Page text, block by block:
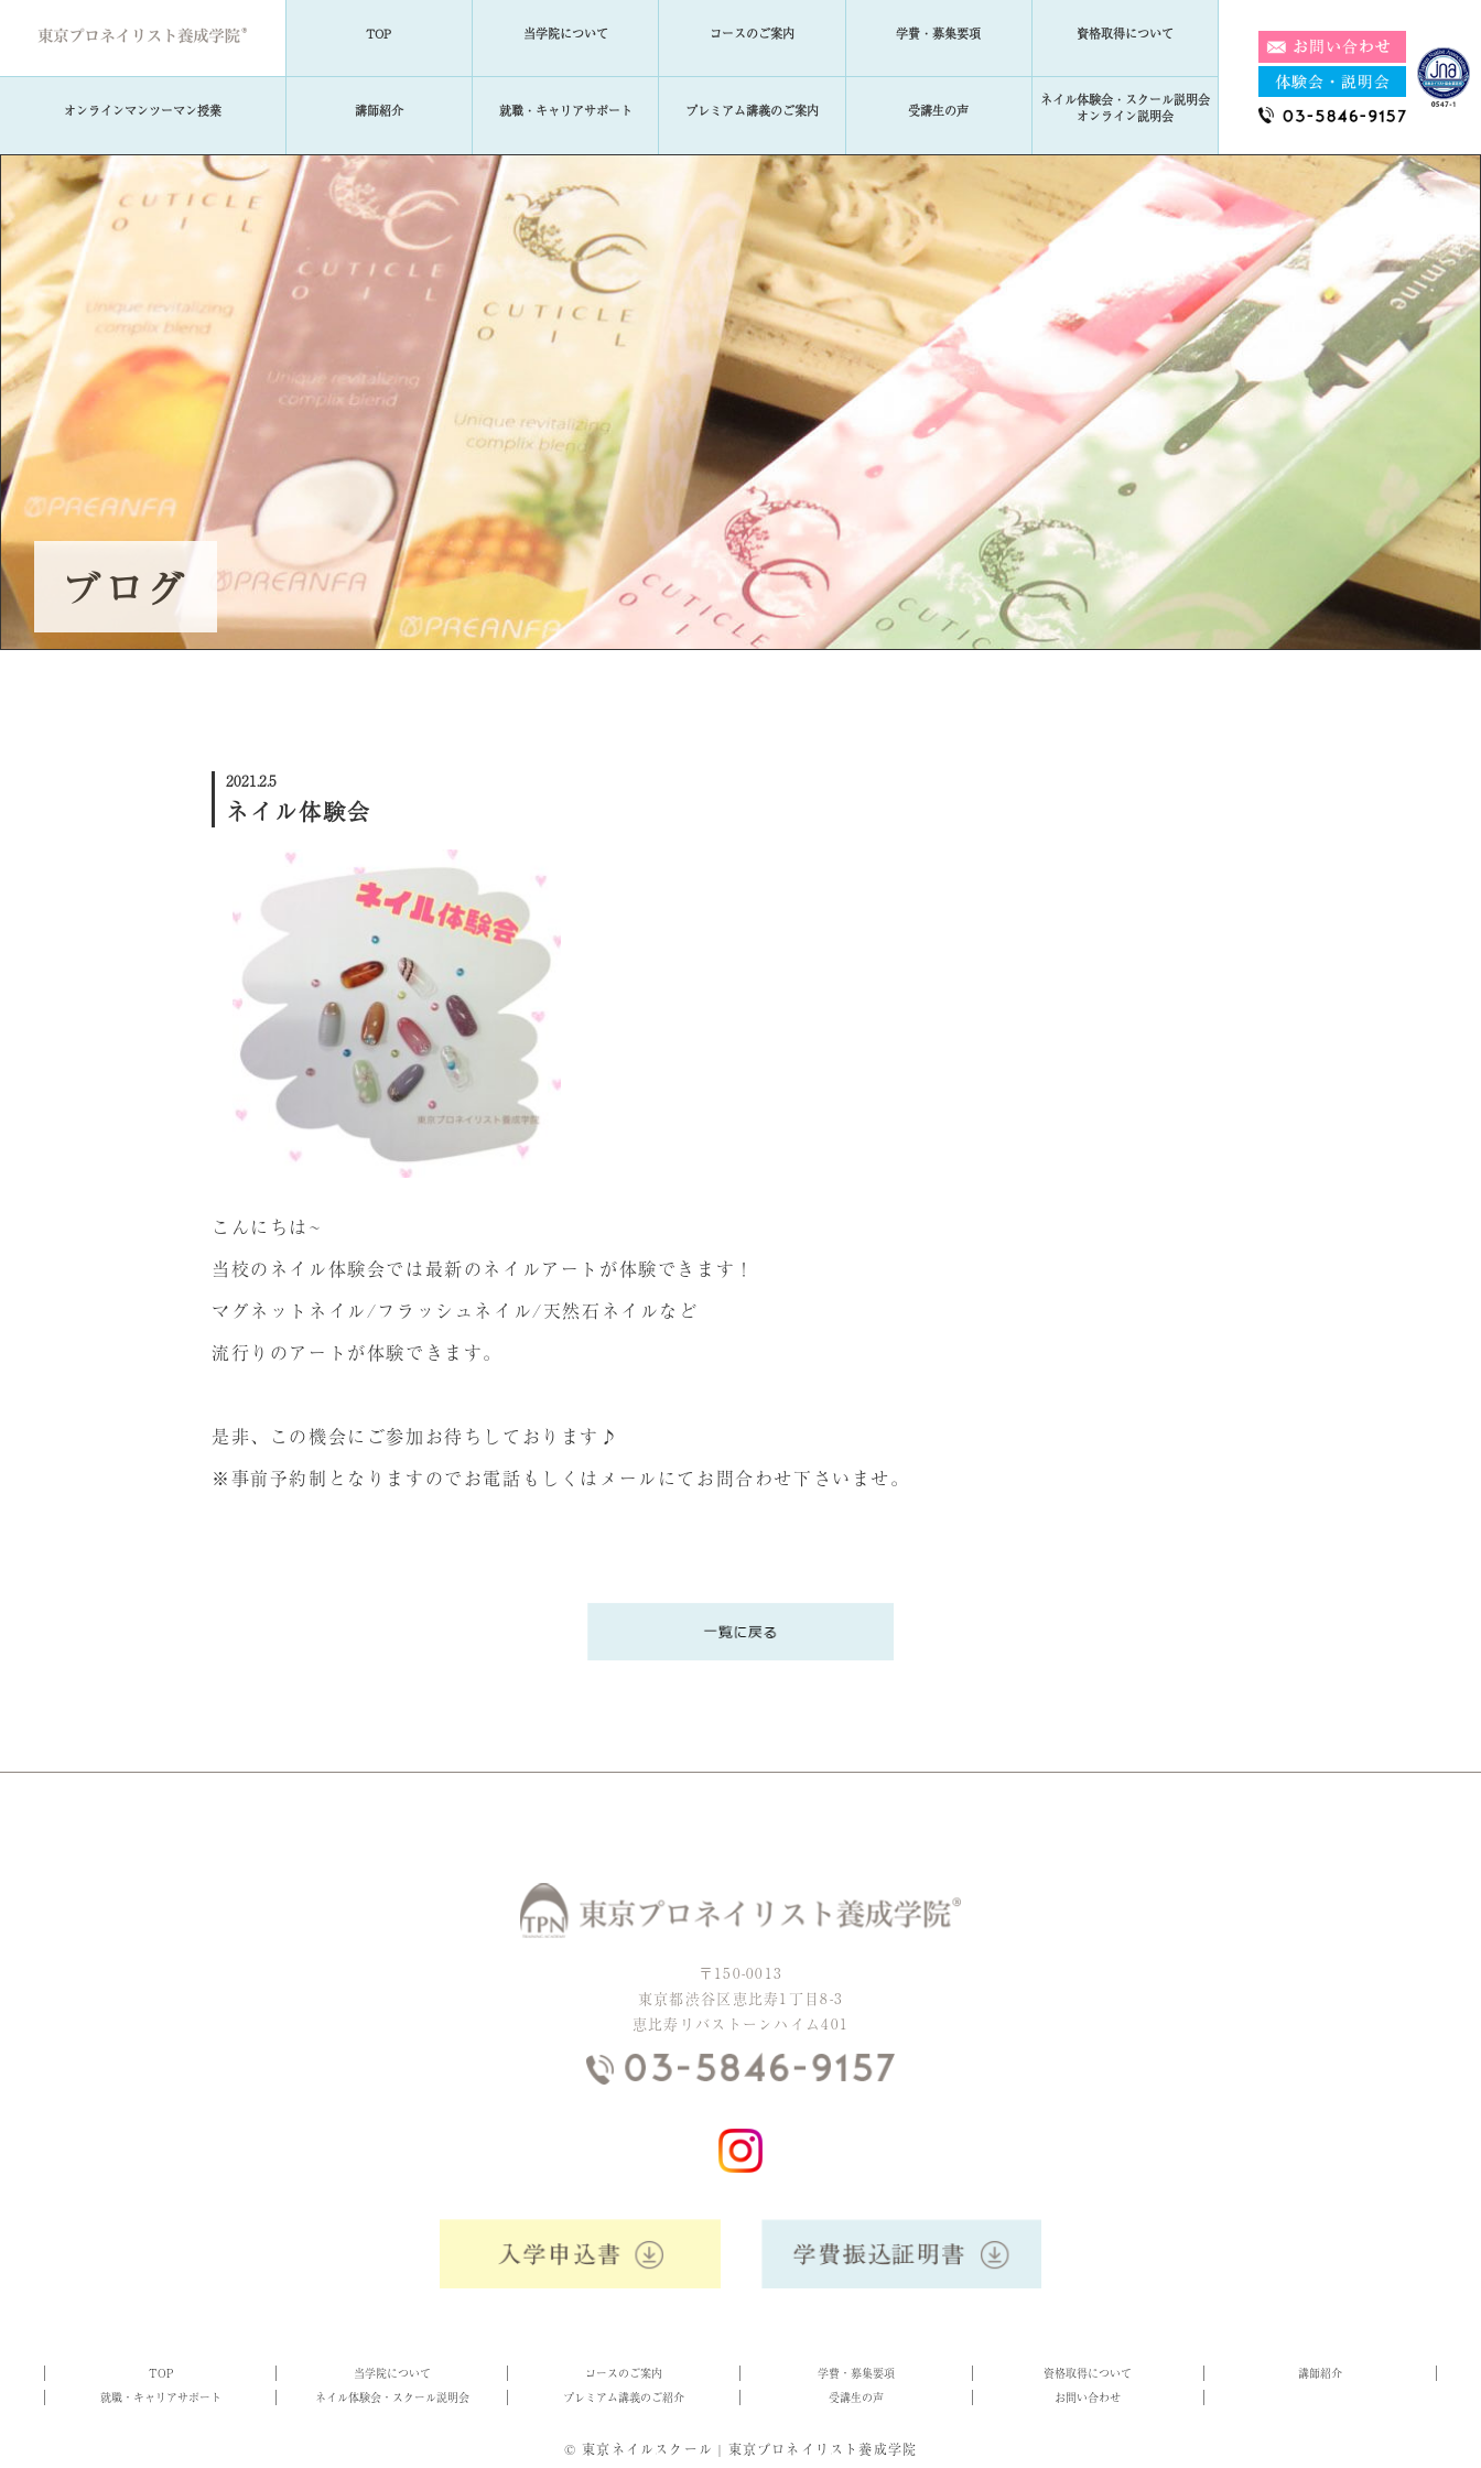
TOP 当学院について コースのご案内 学費・募集要項 資格取得について
オンラインマンツーマン授業 講師紹介 就職・キャリアサポート プレミアム講義のご案内 受講生の声
ネイル体験会・スクール説明会
オンライン説明会
ブログ
TOP
当学院について
コースのご案内
学費・募集要項
資格取得について
講師紹介
就職・キャリアサポート
ネイル体験会/スクール説明会
プレミアム講義のご案内
受講生の声
2021.2.5
ネイル体験会
こんにちは~
当校のネイル体験会では最新のネイルアートが体験できます！
マグネットネイル/フラッシュネイル/天然石ネイルなど
流行りのアートが体験できます。
是非、この機会にご参加お待ちしております♪
※事前予約制となりますのでお電話もしくはメールにてお問合わせ下さいませ。
〒150-0013
東京都渋谷区恵比寿1丁目8-3
恵比寿リバストーンハイム401
TOP 当学院について コースのご案内 学費・募集要項 資格取得について
講師紹介
就職・キャリアサポート
ネイル体験会・スクール説明会 プレミアム講義のご紹介 受講生の声 お問い合わせ
©東京ネイルスクール | 東京プロネイリスト養成学院